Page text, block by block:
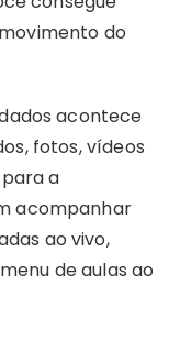
do
acontece
fotos, vídeos
a
acompanhar
ao vivo,
de aulas ao